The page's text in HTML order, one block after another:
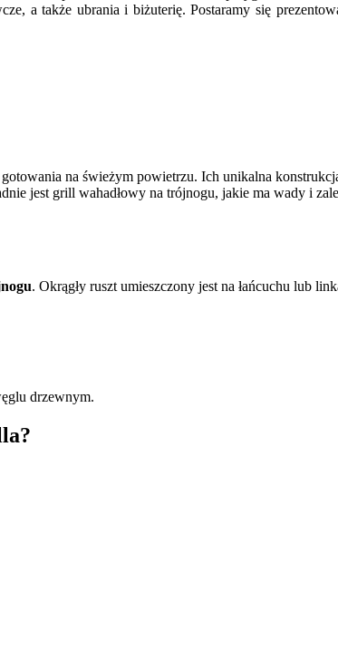
a także ubrania i biżuterię. Postaramy się
na świeżym powietrzu. Ich unikalna
jest grill wahadłowy na trójnogu, jakie ma wady i
. Okrągły ruszt umieszczony jest na łańcuchu lub
drzewnym.